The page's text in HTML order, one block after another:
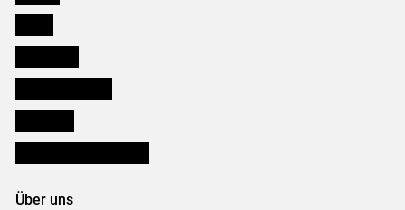
Über uns